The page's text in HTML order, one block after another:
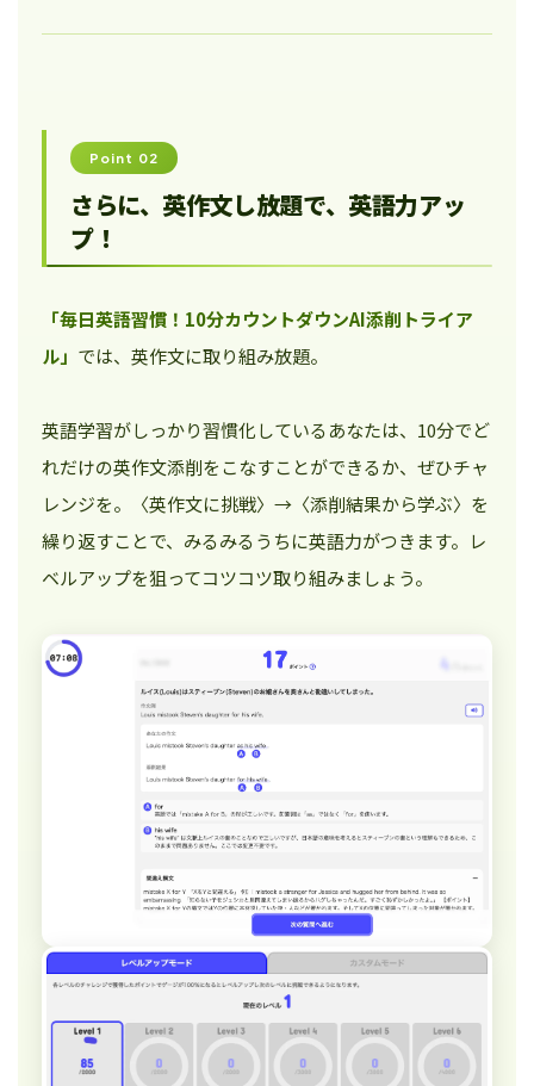
Point 02
さらに、英作文し放題で、英語力アッ
プ！
「毎日英語習慣！10分カウントダウンAI添削トライア
ル」 では、英作文に取り組み放題。
英語学習がしっかり習慣化しているあなたは、10分でど
れだけの英作文添削をこなすことができるか、ぜひチャ
レンジを。〈英作文に挑戦〉→〈添削結果から学ぶ〉を
繰り返すことで、みるみるうちに英語力がつきます。レ
ベルアップを狙ってコツコツ取り組みましょう。